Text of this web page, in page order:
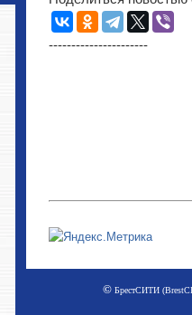
----------------------
©БрестСИТИ